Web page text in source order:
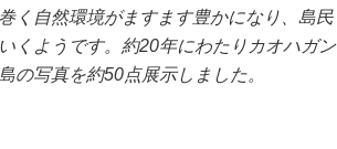
く自然環境がますます豊かになり、島民
くようです。約20年にわたりカオハガン
の写真を約50点展示しました。